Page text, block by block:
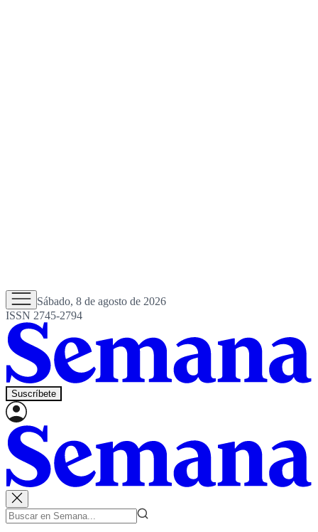
Sábado, 8 de agosto de 2026
ISSN 2745-2794
Suscríbete